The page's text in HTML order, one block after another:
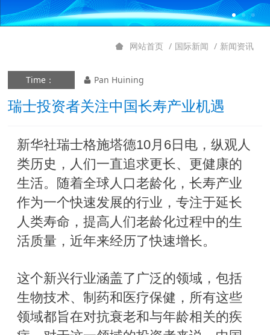
新闻资讯
国际新闻
网站首页
Time： Pan Huining
瑞士投资者关注中国长寿产业机遇
新华社瑞士格施塔德10月6日电，纵观人
类历史，人们一直追求更长、更健康的
生活。随着全球人口老龄化，长寿产业
作为一个快速发展的行业，专注于延长
人类寿命，提高人们老龄化过程中的生
活质量，近年来经历了快速增长。
这个新兴行业涵盖了广泛的领域，包括
生物技术、制药和医疗保健，所有这些
领域都旨在对抗衰老和与年龄相关的疾